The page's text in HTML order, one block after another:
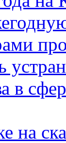
в
на